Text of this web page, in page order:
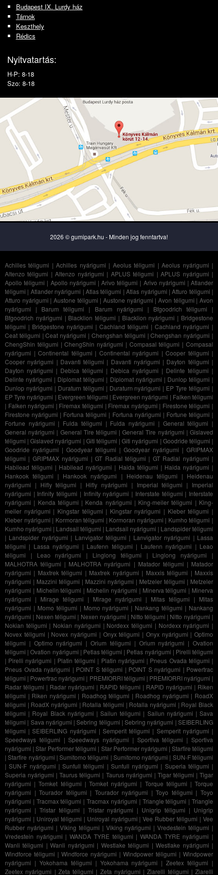
Budapest IX. Lurdy ház
Tárnok
Keszthely
Rédics
Nyitvatartás:
H-P: 8-18
Szo: 8-18
2026 © gumipark.hu - Minden jog fenntartva!
Achilles téligumi |Achilles nyárigumi | Aeolus téligumi |Aeolus nyárigumi |
Altenzo téligumi |Altenzo nyárigumi | APLUS téligumi |APLUS nyárigumi |
Apollo téligumi | Apollo nyárigumi |Arivo téligumi | Arivo nyárigumi |Atlander
téligumi | Atlander nyárigumi | Atlas téligumi |Atlas nyárigumi |Atturo téligumi |
Atturo nyárigumi |Austone téligumi |Austone nyárigumi |Avon téligumi |Avon
nyárigumi | Barum téligumi | Barum nyárigumi | Bfgoodrich téligumi |
Bfgoodrich nyárigumi | Blacklion téligumi | Blacklion nyárigumi | Bridgestone
téligumi | Bridgestone nyárigumi | Cachland téligumi | Cachland nyárigumi |
Ceat téligumi |Ceat nyárigumi | Chengshan téligumi |Chengshan nyárigumi |
ChengShin téligumi |ChengShin nyárigumi | Compasal téligumi |Compasal
nyárigumi | Continental téligumi | Continental nyárigumi | Cooper téligumi |
Cooper nyárigumi | Davanti téligumi | Davanti nyárigumi | Dayton téligumi |
Dayton nyárigumi | Debica téligumi | Debica nyárigumi | Delinte téligumi |
Delinte nyárigumi | Diplomat téligumi | Diplomat nyárigumi | Dunlop téligumi |
Dunlop nyárigumi | Duraturn téligumi | Duraturn nyárigumi | EP Tyre téligumi |
EP Tyre nyárigumi | Evergreen téligumi | Evergreen nyárigumi | Falken téligumi
| Falken nyárigumi | Firemax téligumi | Firemax nyárigumi | Firestone téligumi |
Firestone nyárigumi | Fortuna téligumi | Fortuna nyárigumi | Fortune téligumi |
Fortune nyárigumi | Fulda téligumi | Fulda nyárigumi | General téligumi |
General nyárigumi | General Tire téligumi |General Tire nyárigumi |Gislaved
téligumi |Gislaved nyárigumi | Giti téligumi |Giti nyárigumi | Goodride téligumi |
Goodride nyárigumi | Goodyear téligumi | Goodyear nyárigumi | GRIPMAX
téligumi | GRIPMAX nyárigumi |GT Radial téligumi | GT Radial nyárigumi |
Habilead téligumi | Habilead nyárigumi | Haida téligumi | Haida nyárigumi |
Hankook téligumi | Hankook nyárigumi | Heidenau téligumi | Heidenau
nyárigumi | Hifly téligumi | Hifly nyárigumi | Imperial téligumi | Imperial
nyárigumi | Infinity téligumi | Infinity nyárigumi | Interstate téligumi | Interstate
nyárigumi | Kenda téligumi | Kenda nyárigumi | King-meiler téligumi | King-
meiler nyárigumi | Kingstar téligumi | Kingstar nyárigumi | Kleber téligumi |
Kleber nyárigumi | Kormoran téligumi | Kormoran nyárigumi | Kumho téligumi |
Kumho nyárigumi | Landsail téligumi | Landsail nyárigumi | Landspider téligumi
| Landspider nyárigumi | Lanvigator téligumi | Lanvigator nyárigumi | Lassa
téligumi | Lassa nyárigumi | Laufenn téligumi | Laufenn nyárigumi | Leao
téligumi | Leao nyárigumi | Linglong téligumi | Linglong nyárigumi |
MALHOTRA téligumi | MALHOTRA nyárigumi | Matador téligumi | Matador
nyárigumi | Maxtrek téligumi | Maxtrek nyárigumi | Maxxis téligumi | Maxxis
nyárigumi | Mazzini téligumi | Mazzini nyárigumi | Metzeler téligumi | Metzeler
nyárigumi | Michelin téligumi | Michelin nyárigumi | Minerva téligumi | Minerva
nyárigumi | Mirage téligumi | Mirage nyárigumi | Mitas téligumi | Mitas
nyárigumi | Momo téligumi | Momo nyárigumi | Nankang téligumi | Nankang
nyárigumi | Nexen téligumi | Nexen nyárigumi | Nitto téligumi | Nitto nyárigumi |
Nokian téligumi | Nokian nyárigumi | Nordexx téligumi | Nordexx nyárigumi |
Novex téligumi | Novex nyárigumi | Onyx téligumi | Onyx nyárigumi | Optimo
téligumi | Optimo nyárigumi |Orium téligumi | Orium nyárigumi |Ovation
téligumi |Ovation nyárigumi | Petlas téligumi | Petlas nyárigumi | Pirelli téligumi
| Pirelli nyárigumi | Platin téligumi | Platin nyárigumi | Pneus Ovada téligumi |
Pneus Ovada nyárigumi | POINT S téligumi | POINT S nyárigumi | Powertrac
téligumi | Powertrac nyárigumi | PREMIORRI téligumi | PREMIORRI nyárigumi |
Radar téligumi | Radar nyárigumi | RAPID téligumi | RAPID nyárigumi | Riken
téligumi | Riken nyárigumi | Roadhog téligumi | Roadhog nyárigumi | RoadX
téligumi | RoadX nyárigumi | Rotalla téligumi | Rotalla nyárigumi | Royal Black
téligumi | Royal Black nyárigumi |Sailun téligumi | Sailun nyárigumi |Sava
téligumi | Sava nyárigumi |Sebring téligumi |Sebring nyárigumi |SEIBERLING
téligumi |SEIBERLING nyárigumi |Semperit téligumi | Semperit nyárigumi |
Speedways téligumi |Speedways nyárigumi | Sportiva téligumi |Sportiva
nyárigumi |Star Performer téligumi | Star Performer nyárigumi | Starfire téligumi
|Starfire nyárigumi |Sumitomo téligumi | Sumitomo nyárigumi | SUN-F téligumi
|SUN-F nyárigumi | Sunfull téligumi | Sunfull nyárigumi | Superia téligumi |
Superia nyárigumi |Taurus téligumi | Taurus nyárigumi | Tigar téligumi |Tigar
nyárigumi |Tomket téligumi | Tomket nyárigumi | Torque téligumi |Torque
nyárigumi |Tourador téligumi | Tourador nyárigumi |Toyo téligumi |Toyo
nyárigumi | Tracmax téligumi |Tracmax nyárigumi | Triangle téligumi |Triangle
nyárigumi | Tristar téligumi | Tristar nyárigumi | Unigrip téligumi | Unigrip
nyárigumi | Uniroyal téligumi | Uniroyal nyárigumi |Vee Rubber téligumi |Vee
Rubber nyárigumi | Viking téligumi | Viking nyárigumi |Vredestein téligumi |
Vredestein nyárigumi |WANDA TYRE téligumi | WANDA TYRE nyárigumi |
Wanli téligumi |Wanli nyárigumi | Westlake téligumi |Westlake nyárigumi |
Windforce téligumi | Windforce nyárigumi | Windpower téligumi | Windpower
nyárigumi | Yokohama téligumi | Yokohama nyárigumi |Zeetex téligumi |
Zeetex nyárigumi | Zeta téligumi | Zeta nyárigumi |Ziarelli téligumi | Ziarelli